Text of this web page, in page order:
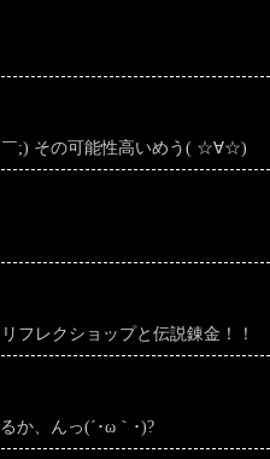
;) その可能性高いめう( ☆∀☆)
フレクショップと伝説錬金！！
か、んっ(´･ω｀･)?